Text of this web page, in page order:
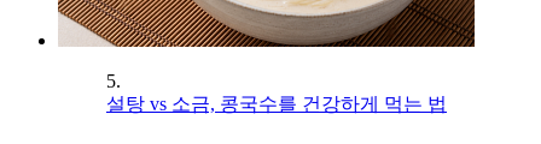
5.
설탕 vs 소금, 콩국수를 건강하게 먹는 법